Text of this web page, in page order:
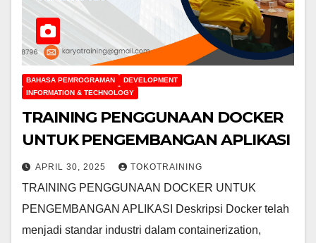
BAHASA PEMROGRAMAN
DEVELOPMENT
INFORMATION & TECHNOLOGY
TRAINING PENGGUNAAN DOCKER
UNTUK PENGEMBANGAN APLIKASI
APRIL 30, 2025 TOKOTRAINING
TRAINING PENGGUNAAN DOCKER UNTUK
PENGEMBANGAN APLIKASI Deskripsi Docker telah
menjadi standar industri dalam containerization,